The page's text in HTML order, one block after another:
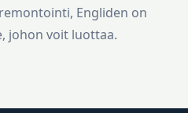
Engliden on
johon voit luottaa.